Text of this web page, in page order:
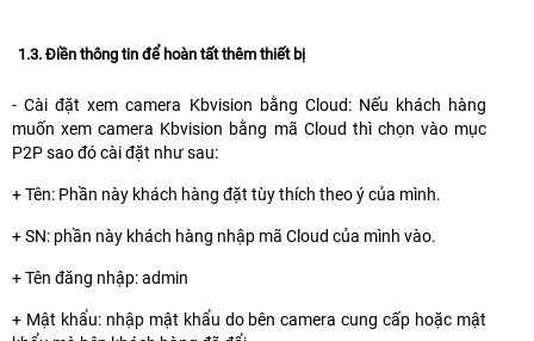
1.3. Điền thông tin để hoàn tất thêm thiết bị
- Cài đặt xem camera Kbvision bằng Cloud: Nếu khách hàng
muốn xem camera Kbvision bằng mã Cloud thì chọn vào mục
P2P sao đó cài đặt như sau:
+ Tên: Phần này khách hàng đặt tùy thích theo ý của mình.
+ SN: phần này khách hàng nhập mã Cloud của mình vào.
+ Tên đăng nhập: admin
+ Mật khẩu: nhập mật khẩu do bên camera cung cấp hoặc mật